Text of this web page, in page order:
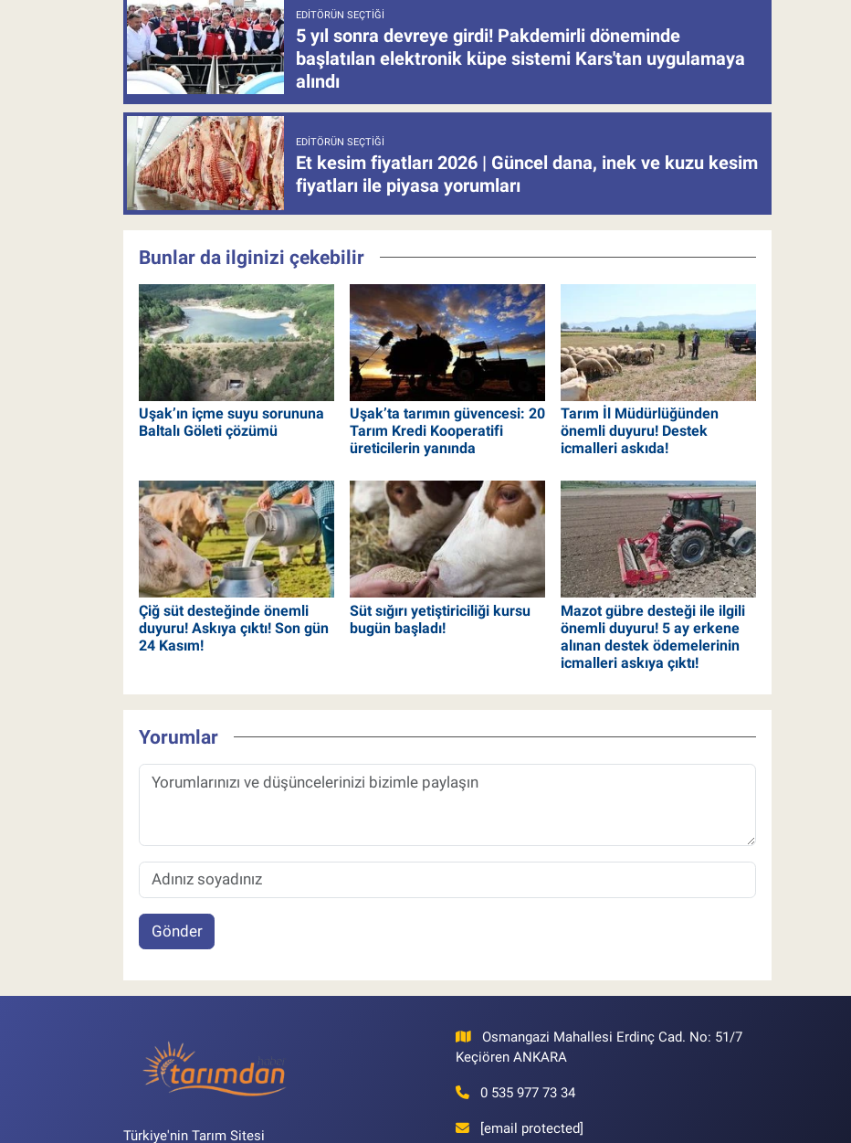
EDITÖRÜN SEÇTIĞI
5 yıl sonra devreye girdi! Pakdemirli döneminde
başlatılan elektronik küpe sistemi Kars'tan uygulamaya
alındı
EDITÖRÜN SEÇTIĞI
Et kesim fiyatları 2026 | Güncel dana, inek ve kuzu kesim
fiyatları ile piyasa yorumları
Bunlar da ilginizi çekebilir
Uşak’ın içme suyu sorununa
Baltalı Göleti çözümü
Uşak’ta tarımın güvencesi: 20
Tarım Kredi Kooperatifi
üreticilerin yanında
Tarım İl Müdürlüğünden
önemli duyuru! Destek
icmalleri askıda!
Çiğ süt desteğinde önemli
duyuru! Askıya çıktı! Son gün
24 Kasım!
Süt sığırı yetiştiriciliği kursu
bugün başladı!
Mazot gübre desteği ile ilgili
önemli duyuru! 5 ay erkene
alınan destek ödemelerinin
icmalleri askıya çıktı!
Yorumlar
Gönder
Türkiye'nin Tarım Sitesi
Osmangazi Mahallesi Erdinç Cad. No: 51/7
Keçiören ANKARA
0 535 977 73 34
[email protected]